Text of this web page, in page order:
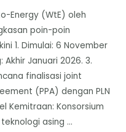
Energy (WtE) oleh
poin-poin
1. Dimulai: 6 November
Akhir Januari 2026. 3.
finalisasi joint
(PPA) dengan PLN
Kemitraan: Konsorsium
asing …